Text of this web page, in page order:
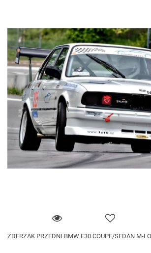
ZDERZAK PRZEDNI BMW E30 COUPE/SEDAN M-